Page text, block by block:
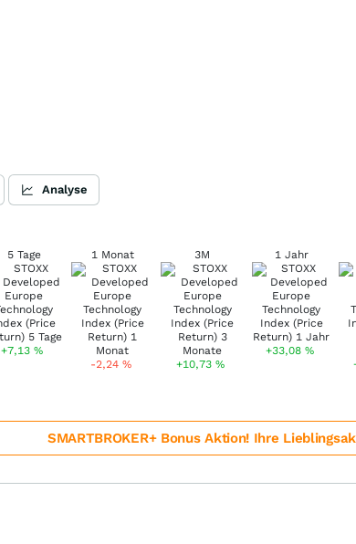
Analyse
5 Tage
+7,13%
1 Monat
-2,24 %
3M
+10,73%
1 Jahr
+33,08 %
SMARTBROKER+ Bonus Aktion! Ihre